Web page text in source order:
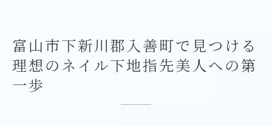
地域のネイル専門家が語る下地選び
ネイル下地の選び方専門家が教える富山市下新
川郡入善町のヒント
富山市下新川郡入善町で見つける
理想のネイル下地指先美人への第
一歩